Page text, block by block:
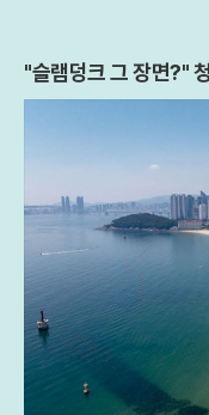
"슬램덩크 그 장면?"